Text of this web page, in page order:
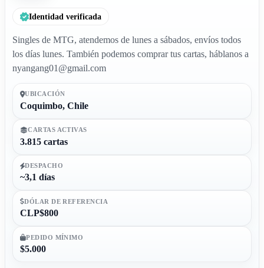
Identidad verificada
Singles de MTG, atendemos de lunes a sábados, envíos todos
los días lunes. También podemos comprar tus cartas, háblanos a
nyangang01@gmail.com
UBICACIÓN
Coquimbo, Chile
CARTAS ACTIVAS
3.815 cartas
DESPACHO
~3,1 días
DÓLAR DE REFERENCIA
CLP$800
PEDIDO MÍNIMO
$5.000